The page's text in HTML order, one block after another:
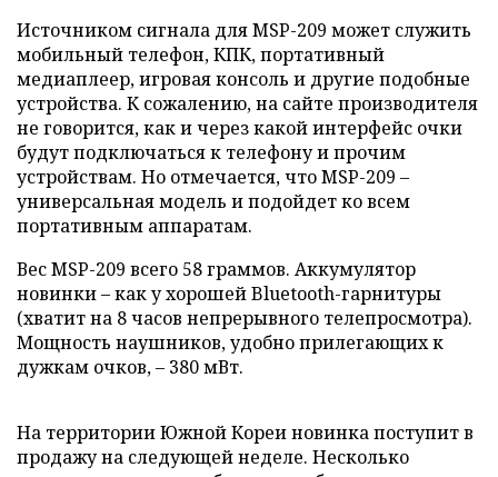
Источником сигнала для MSP-209 может служить
мобильный телефон, КПК, портативный
медиаплеер, игровая консоль и другие подобные
устройства. К сожалению, на сайте производителя
не говорится, как и через какой интерфейс очки
будут подключаться к телефону и прочим
устройствам. Но отмечается, что MSP-209 –
универсальная модель и подойдет ко всем
портативным аппаратам.
Вес MSP-209 всего 58 граммов. Аккумулятор
новинки – как у хорошей Bluetooth-гарнитуры
(хватит на 8 часов непрерывного телепросмотра).
Мощность наушников, удобно прилегающих к
дужкам очков, – 380 мВт.
На территории Южной Кореи новинка поступит в
продажу на следующей неделе. Несколько